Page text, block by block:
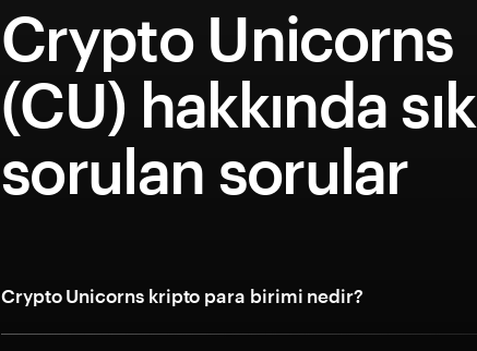
Crypto Unicorns
(CU) hakkında sık
sorulan sorular
Crypto Unicorns kripto para birimi nedir?